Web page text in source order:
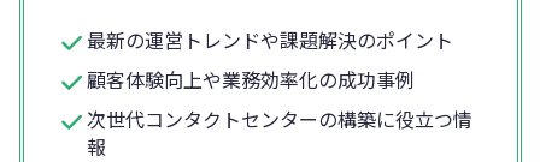
最新の運営トレンドや課題解決のポイント
顧客体験向上や業務効率化の成功事例
次世代コンタクトセンターの構築に役立つ情
報